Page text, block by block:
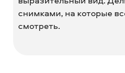
снимками, на которые
смотреть.